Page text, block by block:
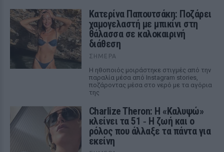
Κατερίνα Παπουτσάκη: Ποζάρει
χαμογελαστή με μπικίνι στη
θάλασσα σε καλοκαιρινή
διάθεση
ΣΉΜΕΡΑ
Η ηθοποιός μοιράστηκε στιγμές από την
παραλία μέσα από Instagram stories,
ποζάροντας μέσα στο νερό με τα αγόρια
της
Charlize Theron: Η «Καλυψώ»
κλείνει τα 51 ‑ H ζωή και ο
ρόλος που άλλαξε τα πάντα για
εκείνη